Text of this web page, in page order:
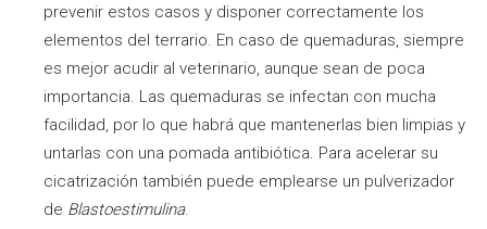
prevenir estos casos y disponer correctamente los
elementos del terrario. En caso de quemaduras, siempre
es mejor acudir al veterinario, aunque sean de poca
importancia. Las quemaduras se infectan con mucha
facilidad, por lo que habrá que mantenerlas bien limpias y
untarlas con una pomada antibiótica. Para acelerar su
cicatrización también puede emplearse un pulverizador
de Blastoestimulina.